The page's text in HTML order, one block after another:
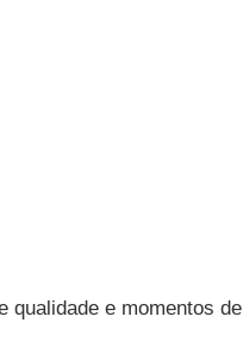
qualidade e momentos de